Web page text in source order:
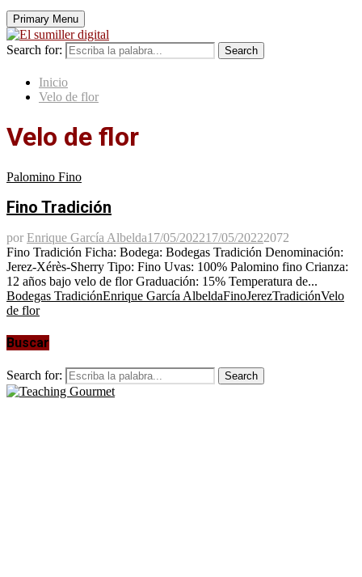
Primary Menu
Search for: Search
Inicio
Velo de flor
Velo de flor
Palomino Fino
Fino Tradición
por Enrique García Albelda17/05/202217/05/20222072
Fino Tradición Ficha: Bodega: Bodegas Tradición Denominación:
Jerez-Xérès-Sherry Tipo: Fino Uvas: 100% Palomino fino Crianza:
12 años bajo velo de flor Graduación: 15% Temperatura de...
Bodegas TradiciónEnrique García AlbeldaFinoJerezTradiciónVelo
de flor
Buscar
Search for: Search